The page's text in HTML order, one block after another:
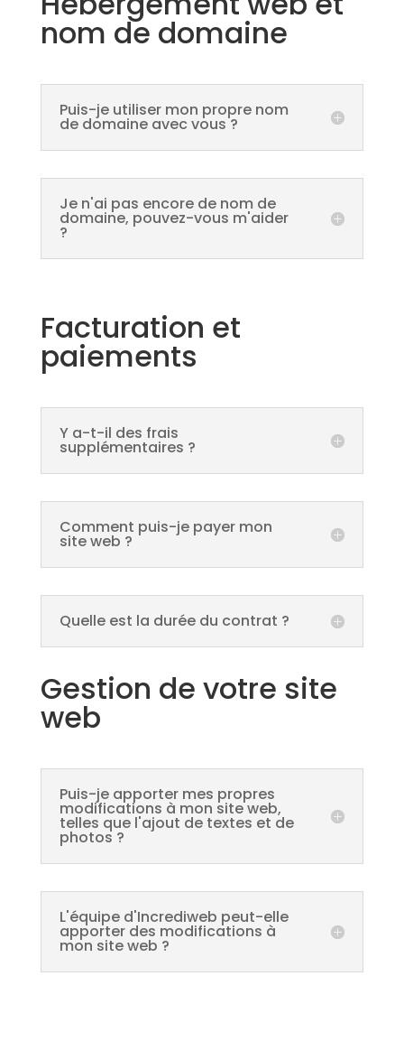
nom de domaine
Puis-je utiliser mon propre nom
de domaine avec vous ?
Je n'ai pas encore de nom de
domaine, pouvez-vous m'aider
?
Facturation et
paiements
Y a-t-il des frais
supplémentaires ?
Comment puis-je payer mon
site web ?
Quelle est la durée du contrat ?
Gestion de votre site
web
Puis-je apporter mes propres
modifications à mon site web,
telles que l'ajout de textes et de
photos ?
L'équipe d'Incrediweb peut-elle
apporter des modifications à
mon site web ?